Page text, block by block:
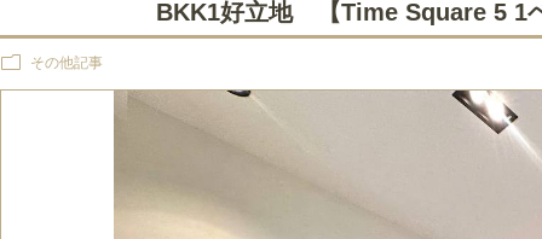
BKK1好立地 【Time Square 5 1
その他記事